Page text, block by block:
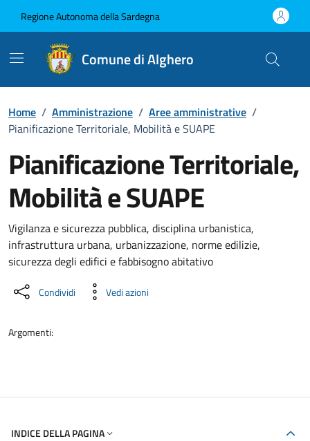
Regione Autonoma della Sardegna
Comune di Alghero
Home / Amministrazione / Aree amministrative /
Pianificazione Territoriale, Mobilità e SUAPE
Pianificazione Territoriale,
Mobilità e SUAPE
Dettaglio dell'unità
Vigilanza e sicurezza pubblica, disciplina urbanistica,
infrastruttura urbana, urbanizzazione, norme edilizie,
sicurezza degli edifici e fabbisogno abitativo
Condividi Vedi azioni
Argomenti:
INDICE DELLA PAGINA